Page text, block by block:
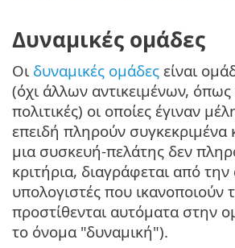
Δυναμικές ομάδες
Οι δυναμικές ομάδες είναι
(όχι άλλων αντικειμένων, όπως
πολιτικές) οι οποίες έγιναν
επειδή πληρούν συγκεκριμένα
μια συσκευή-πελάτης δεν
κριτήρια, διαγράφεται από
υπολογιστές που ικανοποιούν
προστίθενται αυτόματα στην
το όνομα "δυναμική").